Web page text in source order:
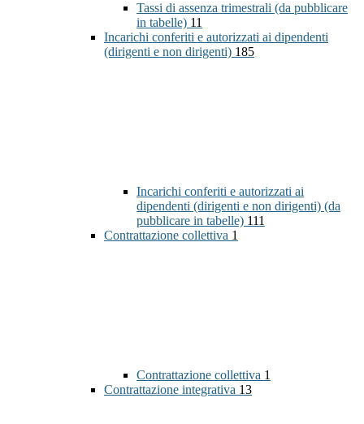
Tassi di assenza trimestrali (da pubblicare
in tabelle) 11
Incarichi conferiti e autorizzati ai dipendenti
(dirigenti e non dirigenti) 185
Incarichi conferiti e autorizzati ai
dipendenti (dirigenti e non dirigenti) (da
pubblicare in tabelle) 111
Contrattazione collettiva 1
Contrattazione collettiva 1
Contrattazione integrativa 13